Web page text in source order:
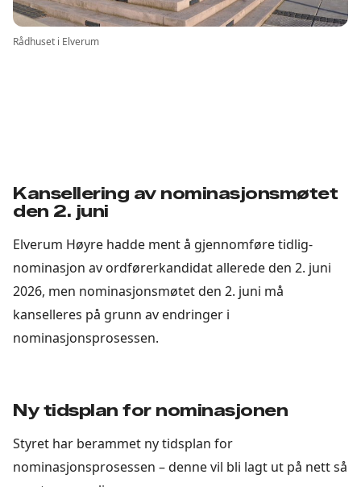
Rådhuset i Elverum
Kansellering av nominasjonsmøtet
den 2. juni
Elverum Høyre hadde ment å gjennomføre tidlig-
nominasjon av ordførerkandidat allerede den 2. juni
2026, men nominasjonsmøtet den 2. juni må
kanselleres på grunn av endringer i
nominasjonsprosessen.
Ny tidsplan for nominasjonen
Styret har berammet ny tidsplan for
nominasjonsprosessen – denne vil bli lagt ut på nett så